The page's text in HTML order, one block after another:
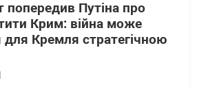
попередив Путіна про
Крим: війна може
для Кремля стратегічною